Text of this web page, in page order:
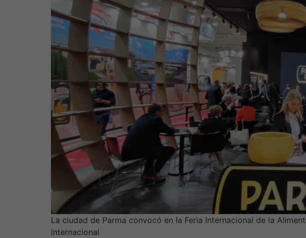
La ciudad de Parma convocó en la Feria Internacional de la
internacional